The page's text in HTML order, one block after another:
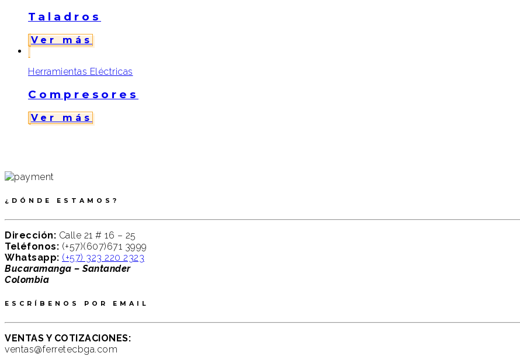
Taladros
Ver más
Herramientas Eléctricas
Compresores
Ver más
¿DÓNDE ESTAMOS?
Dirección: Calle 21 # 16 – 25
Teléfonos: (+57)(607)671 3999
Whatsapp: (+57) 323 220 2323
Bucaramanga – Santander
Colombia
ESCRÍBENOS POR EMAIL
VENTAS Y COTIZACIONES:
ventas@ferretecbga.com